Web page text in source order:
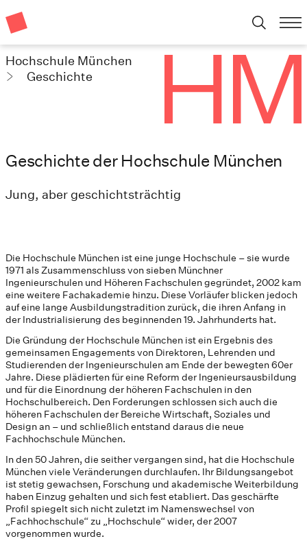
Hochschule München
Geschichte
Geschichte der Hochschule München
Jung, aber geschichtsträchtig
Die Hochschule München ist eine junge Hochschule – sie wurde
1971 als Zusammenschluss von sieben Münchner
Ingenieurschulen und Höheren Fachschulen gegründet, 2002 kam
eine weitere Fachakademie hinzu. Diese Vorläufer blicken jedoch
auf eine lange Ausbildungstradition zurück, die ihren Anfang in
der Industrialisierung des beginnenden 19. Jahrhunderts hat.
Die Gründung der Hochschule München ist ein Ergebnis des
gemeinsamen Engagements von Direktoren, Lehrenden und
Studierenden der Ingenieurschulen am Ende der bewegten 60er
Jahre. Diese plädierten für eine Reform der Ingenieursausbildung
und für die Einordnung der höheren Fachschulen in den
Hochschulbereich. Den Forderungen schlossen sich auch die
höheren Fachschulen der Bereiche Wirtschaft, Soziales und
Design an – und schließlich entstand daraus die neue
Fachhochschule München.
In den 50 Jahren, die seither vergangen sind, hat die Hochschule
München viele Veränderungen durchlaufen. Ihr Bildungsangebot
ist stetig gewachsen, Forschung und akademische Weiterbildung
haben Einzug gehalten und sich fest etabliert. Das geschärfte
Profil spiegelt sich nicht zuletzt im Namenswechsel von
„Fachhochschule“ zu „Hochschule“ wider, der 2007
vorgenommen wurde.